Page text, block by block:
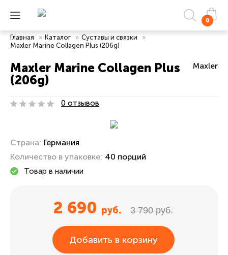
0
Главная » Каталог » Суставы и связки
»
Maxler Marine Collagen Plus (206g)
Maxler Marine Collagen Plus
(206g)
Maxler
0 отзывов
Страна: Германия
Количество в упаковке: 40 порций
Товар в наличии
2 690 руб. 3 790 руб.
Добавить в корзину